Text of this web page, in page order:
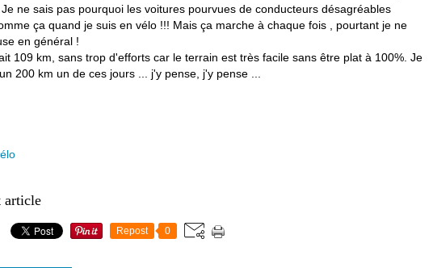
ne sais pas pourquoi les voitures pourvues de conducteurs désagréables
ça quand je suis en vélo !!! Mais ça marche à chaque fois , pourtant je ne
en général !
109 km, sans trop d'efforts car le terrain est très facile sans être plat à 100%. Je
200 km un de ces jours ... j'y pense, j'y pense ...
article
Repost 0